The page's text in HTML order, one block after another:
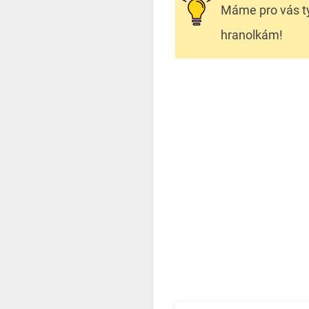
Máme pro vás
hranolkám!